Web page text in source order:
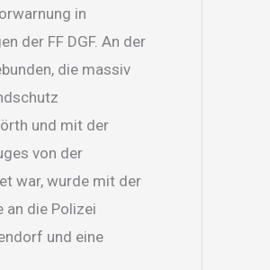
in
der FF DGF. An der
die massiv
und mit der
von der
war, wurde mit der
die Polizei
und eine